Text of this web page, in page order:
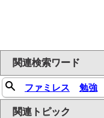
関連検索ワード
ファミレス 勉強
関連トピック